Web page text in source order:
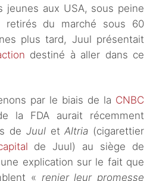
jeunes aux USA, sous peine
retirés du marché sous 60
plus tard, Juul présentait
destiné à aller dans ce
par le biais de la CNBC
la FDA aurait récemment
de JuuletAltria (cigarettier
de Juul) au siège de
une explication sur le fait que
« renier leur promesse